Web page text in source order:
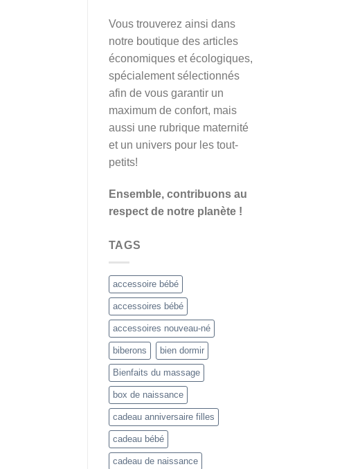
Vous trouverez ainsi dans
notre boutique des articles
économiques et écologiques,
spécialement sélectionnés
afin de vous garantir un
maximum de confort, mais
aussi une rubrique maternité
et un univers pour les tout-
petits!
Ensemble, contribuons au
respect de notre planète !
TAGS
accessoire bébé
accessoires bébé
accessoires nouveau-né
biberons bien dormir
Bienfaits du massage
box de naissance
cadeau anniversaire filles
cadeau bébé
cadeau de naissance